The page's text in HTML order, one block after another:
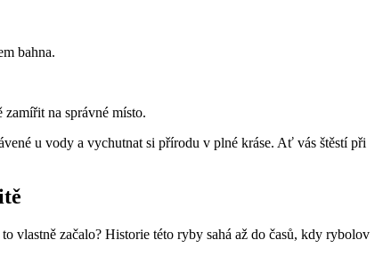
bahna.
na správné místo.
u vody a vychutnat si přírodu v plné kráse. Ať vás štěstí při
vlastně začalo? Historie této ryby sahá až do časů, kdy rybolov